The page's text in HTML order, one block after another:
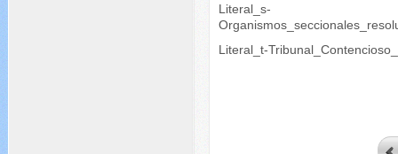
Literal_s-
Literal_t-